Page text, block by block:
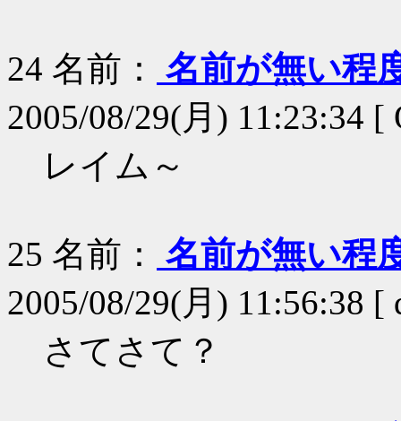
24 名前：
名前が無い程
2005/08/29(月) 11:23:34 [
レイム～
25 名前：
名前が無い程
2005/08/29(月) 11:56:38 [
さてさて？